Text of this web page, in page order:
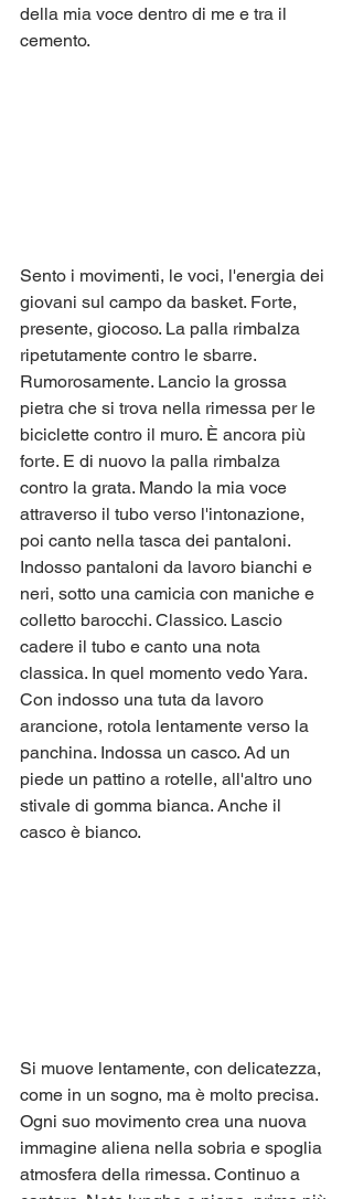
della mia voce dentro di me e tra il
cemento.
Sento i movimenti, le voci, l'energia dei
giovani sul campo da basket. Forte,
presente, giocoso. La palla rimbalza
ripetutamente contro le sbarre.
Rumorosamente. Lancio la grossa
pietra che si trova nella rimessa per le
biciclette contro il muro. È ancora più
forte. E di nuovo la palla rimbalza
contro la grata. Mando la mia voce
attraverso il tubo verso l'intonazione,
poi canto nella tasca dei pantaloni.
Indosso pantaloni da lavoro bianchi e
neri, sotto una camicia con maniche e
colletto barocchi. Classico. Lascio
cadere il tubo e canto una nota
classica. In quel momento vedo Yara.
Con indosso una tuta da lavoro
arancione, rotola lentamente verso la
panchina. Indossa un casco. Ad un
piede un pattino a rotelle, all'altro uno
stivale di gomma bianca. Anche il
casco è bianco.
Si muove lentamente, con delicatezza,
come in un sogno, ma è molto precisa.
Ogni suo movimento crea una nuova
immagine aliena nella sobria e spoglia
atmosfera della rimessa. Continuo a